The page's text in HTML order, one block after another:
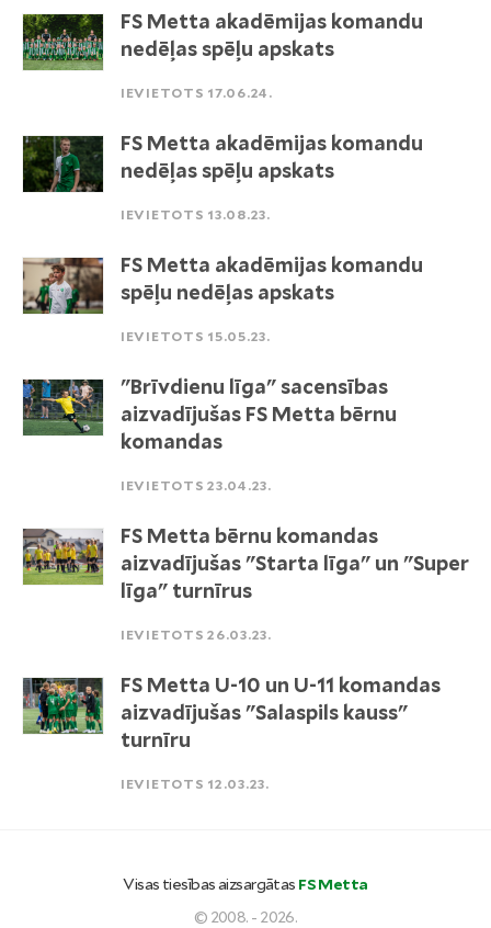
FS Metta akadēmijas komandu
nedēļas spēļu apskats
IEVIETOTS 17.06.24.
FS Metta akadēmijas komandu
nedēļas spēļu apskats
IEVIETOTS 13.08.23.
FS Metta akadēmijas komandu
spēļu nedēļas apskats
IEVIETOTS 15.05.23.
"Brīvdienu līga" sacensības
aizvadījušas FS Metta bērnu
komandas
IEVIETOTS 23.04.23.
FS Metta bērnu komandas
aizvadījušas "Starta līga" un "Super
līga" turnīrus
IEVIETOTS 26.03.23.
FS Metta U-10 un U-11 komandas
aizvadījušas "Salaspils kauss"
turnīru
IEVIETOTS 12.03.23.
Visas tiesības aizsargātas FS Metta
© 2008. - 2026.